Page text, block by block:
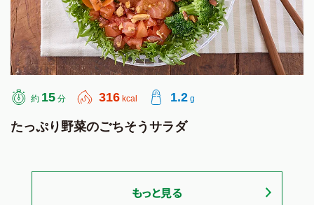
約 15 分 316 kcal 1.2 g
たっぷり野菜のごちそうサラダ
もっと見る